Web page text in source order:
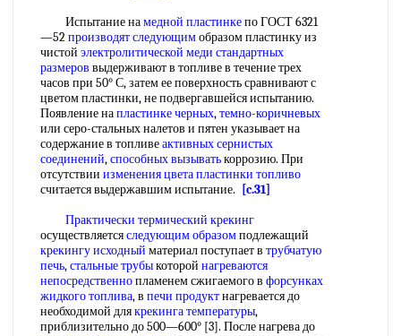
Испытание намедной пластинкепо ГОСТ 6321
—52производят следующимобразом пластинку из
чистой электролитической меди стандартных
размеров выдерживают в топливе в течение трех
часов при 50° С, затем ее поверхность сравнивают с
цветом пластинки, не подвергавшейся испытанию.
Появление напластинке черных,темно-коричневых
или серо-стальных налетов и пятен указывает на
содержание в топливеактивных сернистых
соединений,способных вызыватькоррозию. При
отсутствии изменения цветапластинки топливо
считается выдержавшим испытание.
[c.31]
Практически термический крекинг
осуществляетсяследующим образомподлежащий
крекингу исходный материал поступает в трубчатую
печь,стальные трубыкоторой нагреваются
непосредственнопламенем сжигаемого в форсунках
жидкого топлива, в печи продуктнагревается до
необходимой длякрекинга температуры,
приблизительно до 500—600° [3]. После нагрева до